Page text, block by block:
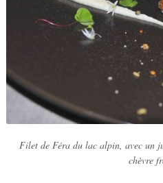
Filet de Féra du lac alpin, avec un
chèvre